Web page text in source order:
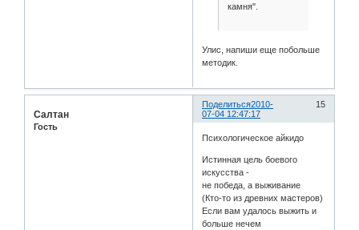
камня".
Улис, напиши еще побольше
методик.
Поделиться 15
2010-
07-04 12:47:17
Салтан
Гость
Психологическое айкидо
Истинная цель боевого
искусства -
не победа, а выживание
(Кто-то из древних мастеров)
Если вам удалось выжить и
больше нечем